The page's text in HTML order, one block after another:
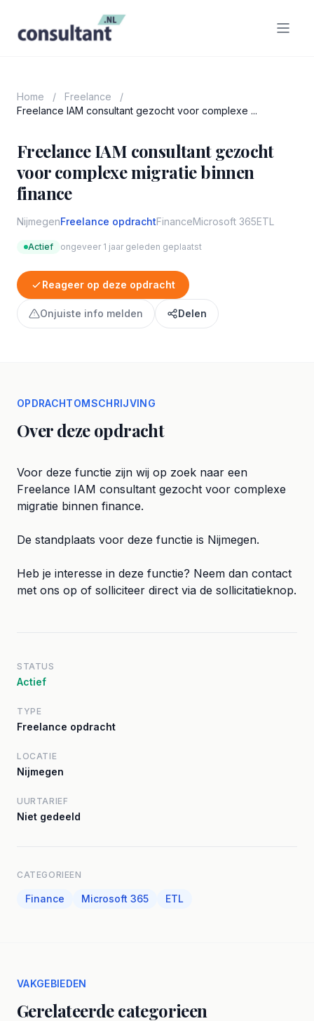
Home / Freelance
/
Freelance IAM consultant gezocht voor complexe ...
Freelance IAM consultant gezocht
voor complexe migratie binnen
finance
NijmegenFreelance opdrachtFinanceMicrosoft 365ETL
Actief ongeveer 1 jaar geleden geplaatst
Reageer op deze opdracht
Onjuiste info melden Delen
OPDRACHTOMSCHRIJVING
Over deze opdracht
Voor deze functie zijn wij op zoek naar een
Freelance IAM consultant gezocht voor complexe
migratie binnen finance.
De standplaats voor deze functie is Nijmegen.
Heb je interesse in deze functie? Neem dan contact
met ons op of solliciteer direct via de sollicitatieknop.
STATUS
Actief
TYPE
Freelance opdracht
LOCATIE
Nijmegen
UURTARIEF
Niet gedeeld
CATEGORIEEN
Finance Microsoft 365 ETL
VAKGEBIEDEN
Gerelateerde categorieen